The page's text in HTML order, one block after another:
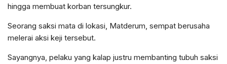
hingga membuat korban tersungkur.
Seorang saksi mata di lokasi, Matderum, sempat berusaha
melerai aksi keji tersebut.
Sayangnya, pelaku yang kalap justru membanting tubuh saksi